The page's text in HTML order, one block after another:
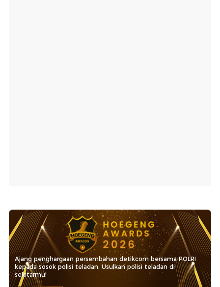
Ajang penghargaan persembahan detikcom bersama POLRI
kepada sosok polisi teladan. Usulkan polisi teladan di
sekitarmu!